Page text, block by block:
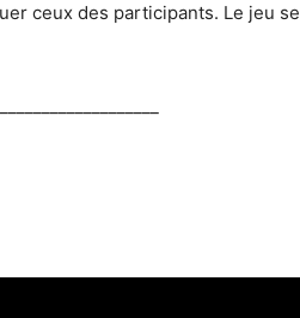
ceux des participants. Le jeu se